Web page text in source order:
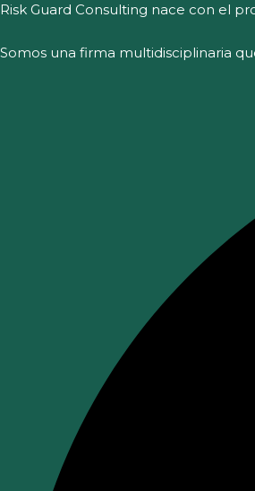
Risk Guard Consulting nace con el
Somos una firma multidisciplinaria